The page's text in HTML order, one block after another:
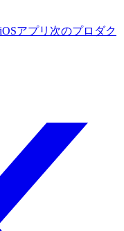
アプリ 次のプロダク